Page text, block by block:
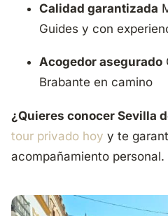
Calidad garantizada
Guides y con
Acogedor asegurado
Brabante en camino
¿Quieres conocer Sevilla
tour privado hoy y te
acompañamiento personal.